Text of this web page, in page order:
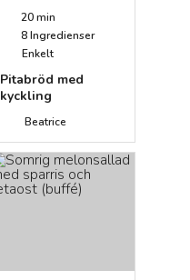
20 min
8Ingredienser
Enkelt
Pitabröd med
kyckling
Beatrice